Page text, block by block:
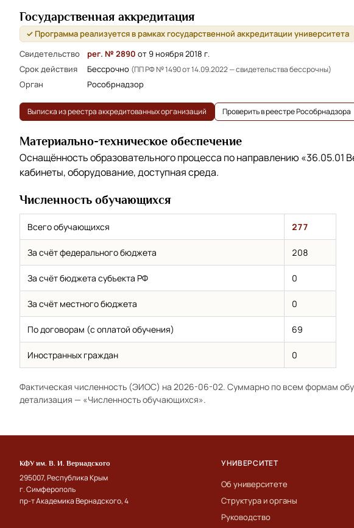
Государственная аккредитация
✓ Программа реализуется в рамках государственной аккредитации университета
Свидетельство
рег. № 2890 от 9 ноября 2018 г.
Срок действия
Бессрочно (ПП РФ № 1490 от 14.09.2022 — свидетельства бессрочны)
Орган Рособрнадзор
Выписка из реестра аккредитованных организаций Проверить в реестре Рособрнадзора
Материально-техническое обеспечение
Оснащённость образовательного процесса по направлению «36.05.01
кабинеты, оборудование, доступная среда.
Численность обучающихся
Всего обучающихся 277
За счёт федерального бюджета 208
За счёт бюджета субъекта РФ 0
За счёт местного бюджета 0
По договорам (с оплатой обучения) 69
Иностранных граждан 0
Фактическая численность (ЭИОС) на 2026-06-02. Суммарно по всем формам
детализация — «Численность обучающихся».
КФУ им. В. И. Вернадского
295007, Республика Крым
г. Симферополь
пр-т Академика Вернадского, 4
УНИВЕРСИТЕТ
Об университете
Структура и органы
Руководство